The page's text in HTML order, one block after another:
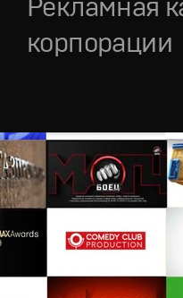
Рекламная
корпорации